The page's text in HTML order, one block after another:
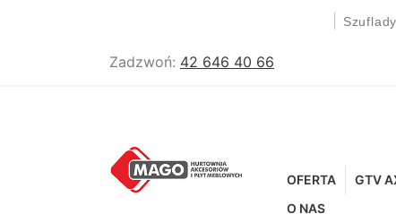
Zadzwoń: 42 646 40 66
OFERTA GTV
O NAS